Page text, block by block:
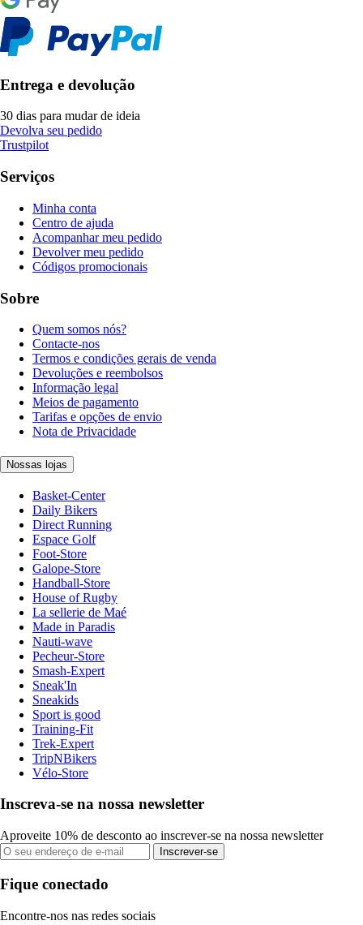
Entrega e devolução
30 dias para mudar de ideia
Devolva seu pedido
Trustpilot
Serviços
Minha conta
Centro de ajuda
Acompanhar meu pedido
Devolver meu pedido
Códigos promocionais
Sobre
Quem somos nós?
Contacte-nos
Termos e condições gerais de venda
Devoluções e reembolsos
Informação legal
Meios de pagamento
Tarifas e opções de envio
Nota de Privacidade
Nossas lojas
Basket-Center
Daily Bikers
Direct Running
Espace Golf
Foot-Store
Galope-Store
Handball-Store
House of Rugby
La sellerie de Maé
Made in Paradis
Nauti-wave
Pecheur-Store
Smash-Expert
Sneak'In
Sneakids
Sport is good
Training-Fit
Trek-Expert
TripNBikers
Vélo-Store
Inscreva-se na nossa newsletter
Aproveite 10% de desconto ao inscrever-se na nossa newsletter
Inscrever-se
Fique conectado
Encontre-nos nas redes sociais